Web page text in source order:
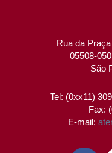
Rua da
05508-
São
Tel: (0xx11)
Fax:
E-mail: